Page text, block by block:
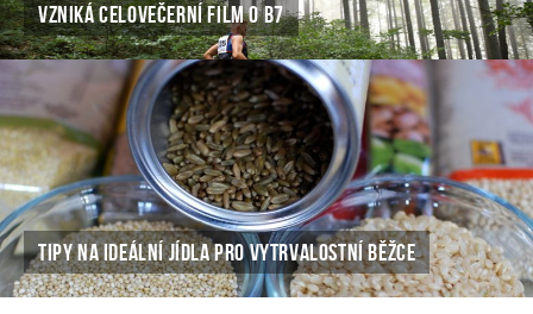
VZNIKÁ CELOVEČERNÍ FILM O B7
TIPY NA IDEÁLNÍ JÍDLA PRO VYTRVALOSTNÍ BĚŽCE